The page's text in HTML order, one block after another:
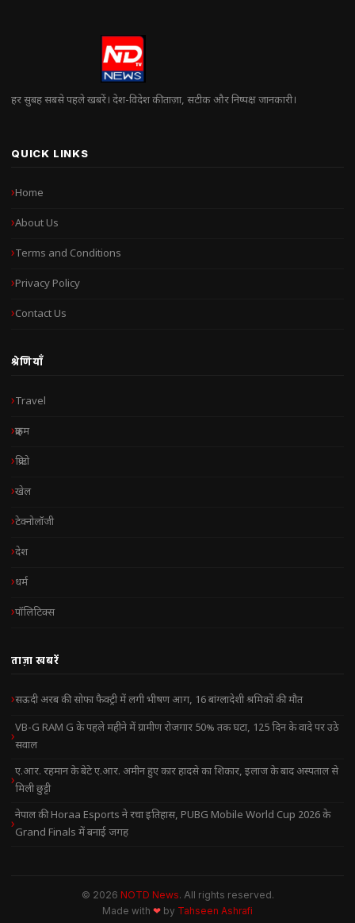
हर सुबह सबसे पहले खबरें। देश-विदेश की ताज़ा, सटीक और निष्पक्ष जानकारी।
QUICK LINKS
Home
About Us
Terms and Conditions
Privacy Policy
Contact Us
श्रेणियाँ
Travel
क्राइम
क्रिप्टो
खेल
टेक्नोलॉजी
देश
धर्म
पॉलिटिक्स
ताज़ा खबरें
सऊदी अरब की सोफा फैक्ट्री में लगी भीषण आग, 16 बांग्लादेशी श्रमिकों की मौत
VB-G RAM G के पहले महीने में ग्रामीण रोजगार 50% तक घटा, 125 दिन के वादे पर उठे
सवाल
ए.आर. रहमान के बेटे ए.आर. अमीन हुए कार हादसे का शिकार, इलाज के बाद अस्पताल से
मिली छुट्टी
नेपाल की Horaa Esports ने रचा इतिहास, PUBG Mobile World Cup 2026 के
Grand Finals में बनाई जगह
© 2026 NOTD News. All rights reserved.
Made with ❤ by Tahseen Ashrafi